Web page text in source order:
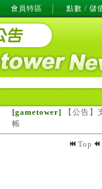
會員特區 點數 / 儲
[gametower]
【公告
帳
Top